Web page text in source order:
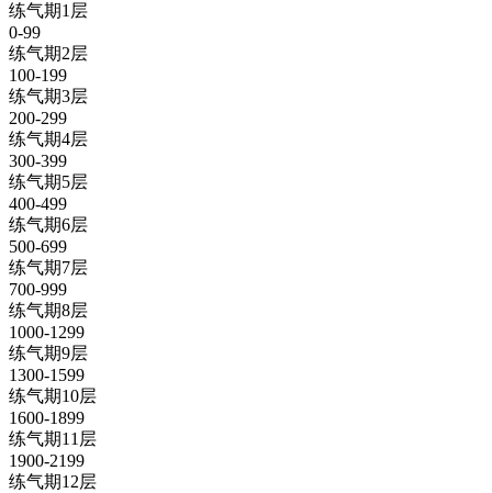
练气期1层
0-99
练气期2层
100-199
练气期3层
200-299
练气期4层
300-399
练气期5层
400-499
练气期6层
500-699
练气期7层
700-999
练气期8层
1000-1299
练气期9层
1300-1599
练气期10层
1600-1899
练气期11层
1900-2199
练气期12层